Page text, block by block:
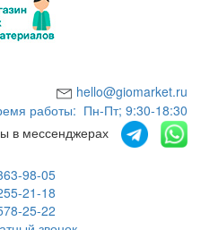
hello@giomarket.ru
работы: Пн-Пт; 9:30-18:30
в мессенджерах
98-05
21-18
25-22